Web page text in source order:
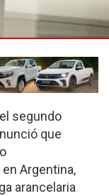
segundo
que
Argentina,
arancelaria